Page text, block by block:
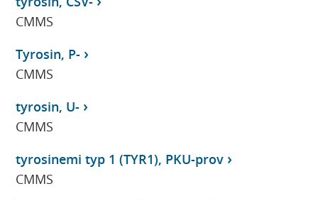
CMMS
Tyrosin, P-
CMMS
tyrosin, U-
CMMS
tyrosinemi typ 1 (TYR1), PKU-prov
CMMS